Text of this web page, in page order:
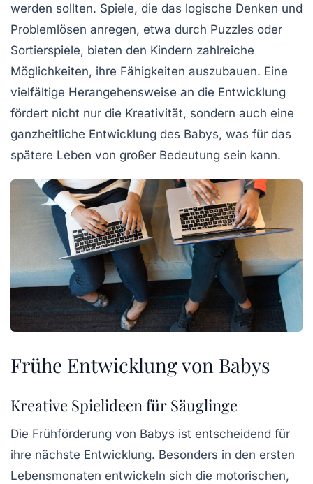
werden sollten. Spiele, die das logische Denken und
Problemlösen anregen, etwa durch Puzzles oder
Sortierspiele, bieten den Kindern zahlreiche
Möglichkeiten, ihre Fähigkeiten auszubauen. Eine
vielfältige Herangehensweise an die Entwicklung
fördert nicht nur die Kreativität, sondern auch eine
ganzheitliche Entwicklung des Babys, was für das
spätere Leben von großer Bedeutung sein kann.
Frühe Entwicklung von Babys
Kreative Spielideen für Säuglinge
Die Frühförderung von Babys ist entscheidend für
ihre nächste Entwicklung. Besonders in den ersten
Lebensmonaten entwickeln sich die motorischen,